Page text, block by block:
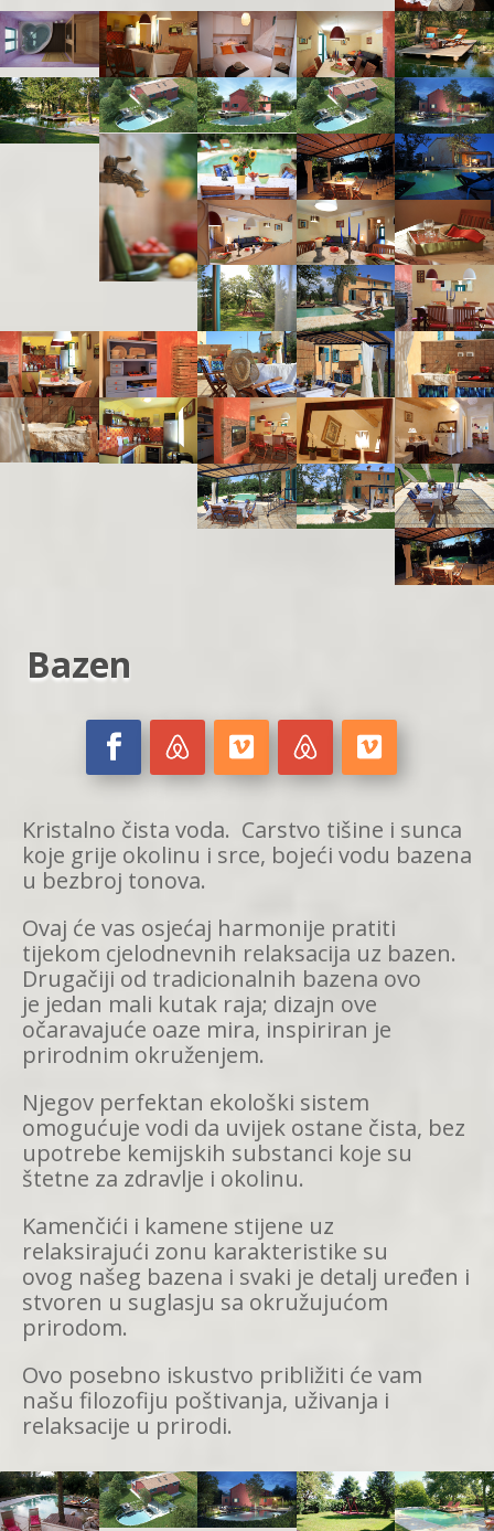
Bazen
Kristalno čista voda. Carstvo tišine i sunca
koje grije okolinu i srce, bojeći vodu bazena
u bezbroj tonova.
Ovaj će vas osjećaj harmonije pratiti
tijekom cjelodnevnih relaksacija uz bazen.
Drugačiji od tradicionalnih bazena ovo
je jedan mali kutak raja; dizajn ove
očaravajuće oaze mira, inspiriran je
prirodnim okruženjem.
Njegov perfektan ekološki sistem
omogućuje vodi da uvijek ostane čista, bez
upotrebe kemijskih substanci koje su
štetne za zdravlje i okolinu.
Kamenčići i kamene stijene uz
relaksirajući zonu karakteristike su
ovog našeg bazena i svaki je detalj uređen i
stvoren u suglasju sa okružujućom
prirodom.
Ovo posebno iskustvo približiti će vam
našu filozofiju poštivanja, uživanja i
relaksacije u prirodi.